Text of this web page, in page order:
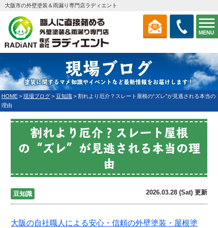
MENU
大阪市の外壁塗装＆雨漏り専門店ラディエント
現場ブログ
塗装に関するマメ知識やイベントなど最新情報をお届けします！
HOME > 現場ブログ > 豆知識 > 割れより厄介？スレート屋根の“ズレ”が見逃される本当の
理由
割れより厄介？スレート屋根
の“ズレ”が見逃される本当の理
由
豆知識 2026.03.28 (Sat) 更新
大阪の自社職人による安心・信頼の外壁塗装・屋根塗